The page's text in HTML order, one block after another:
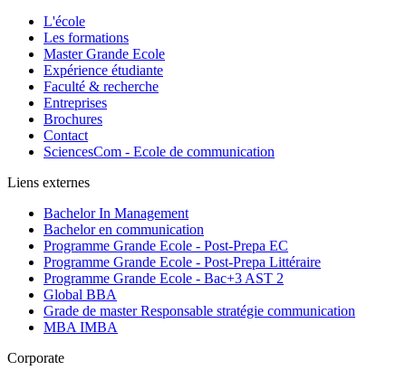
L'école
Les formations
Master Grande Ecole
Expérience étudiante
Faculté & recherche
Entreprises
Brochures
Contact
SciencesCom - Ecole de communication
Liens externes
Bachelor In Management
Bachelor en communication
Programme Grande Ecole - Post-Prepa EC
Programme Grande Ecole - Post-Prepa Littéraire
Programme Grande Ecole - Bac+3 AST 2
Global BBA
Grade de master Responsable stratégie communication
MBA IMBA
Corporate